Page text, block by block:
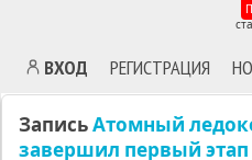
ВХОД РЕГИСТРАЦИЯ
ЗаписьАтомный
завершил первый